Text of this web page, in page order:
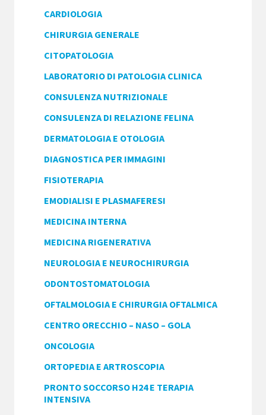
CARDIOLOGIA
CHIRURGIA GENERALE
CITOPATOLOGIA
LABORATORIO DI PATOLOGIA CLINICA
CONSULENZA NUTRIZIONALE
CONSULENZA DI RELAZIONE FELINA
DERMATOLOGIA E OTOLOGIA
DIAGNOSTICA PER IMMAGINI
FISIOTERAPIA
EMODIALISI E PLASMAFERESI
MEDICINA INTERNA
MEDICINA RIGENERATIVA
NEUROLOGIA E NEUROCHIRURGIA
ODONTOSTOMATOLOGIA
OFTALMOLOGIA E CHIRURGIA OFTALMICA
CENTRO ORECCHIO – NASO – GOLA
ONCOLOGIA
ORTOPEDIA E ARTROSCOPIA
PRONTO SOCCORSO H24 E TERAPIA
INTENSIVA